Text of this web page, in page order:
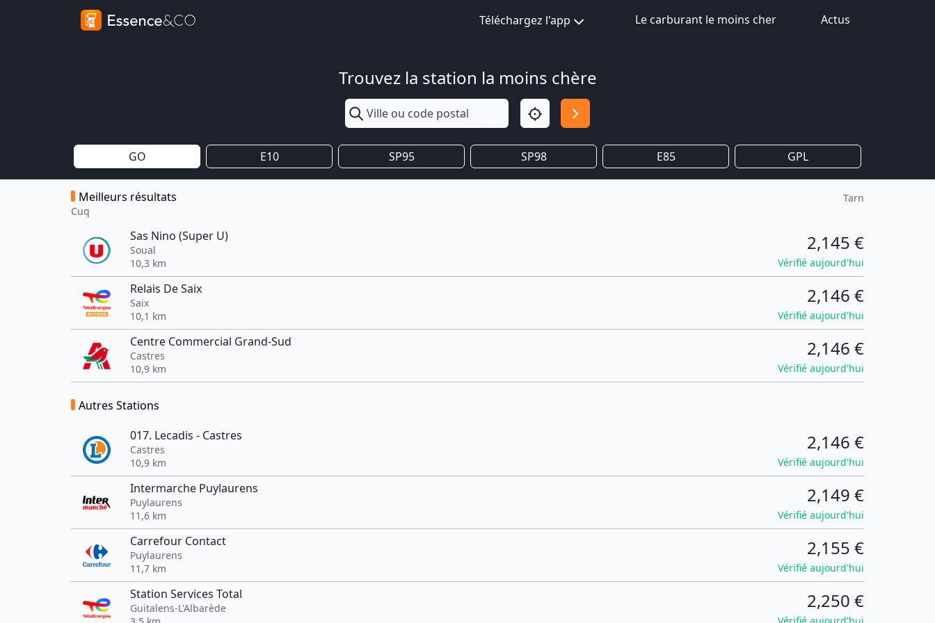
Téléchargez l'app Le carburant le moins cher Actus
Trouvez la station la moins chère
GO E10 SP95 SP98 E85 GPL
Meilleurs résultats
Cuq
Tarn
Sas Nino (Super U)
Soual
10,3 km
2,145 €
Vérifié aujourd'hui
Relais De Saix
Saix
10,1 km
2,146 €
Vérifié aujourd'hui
Centre Commercial Grand-Sud
Castres
10,9 km
2,146 €
Vérifié aujourd'hui
Autres Stations
017. Lecadis - Castres
Castres
10,9 km
2,146 €
Vérifié aujourd'hui
Intermarche Puylaurens
Puylaurens
11,6 km
2,149 €
Vérifié aujourd'hui
Carrefour Contact
Puylaurens
11,7 km
2,155 €
Vérifié aujourd'hui
Station Services Total
Guitalens-L'Albarède
2,250 €